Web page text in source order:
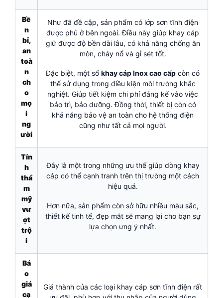
Bề
n
bỉ,
an
toà
n
ch
o
mọ
i
ng
ười
Như đã đề cập, sản phẩm có lớp sơn tĩnh điện
được phủ ở bên ngoài. Điều này giúp khay cáp
giữ được độ bền dài lâu, có khả năng chống ăn
mòn, cháy nổ và gỉ sét tốt.
Đặc biệt, một sốkhay cáp Inox cao cấp còn có
thể sử dụng trong điều kiện môi trường khắc
nghiệt. Giúp tiết kiệm chi phí đáng kể vào việc
bảo trì, bảo dưỡng. Đồng thời, thiết bị còn có
khả năng bảo vệ an toàn cho hệ thống điện
cũng như tất cả mọi người.
Tín
h
thẩ
m
mỹ
vư
ợt
trộ
i
Đây là một trong những ưu thế giúp dòng khay
cáp có thể cạnh tranh trên thị trường một cách
hiệu quả.
Hơn nữa, sản phẩm còn sở hữu nhiều màu sắc,
thiết kế tinh tế, đẹp mắt sẽ mang lại cho bạn sự
lựa chọn ưng ý nhất.
Bá
o
giá
cạ
Giá thành của các loại khay cáp sơn tĩnh điện rất